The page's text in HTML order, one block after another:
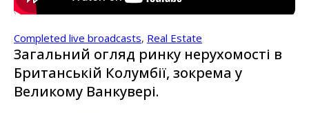
Completed live broadcasts, Real Estate
Загальний огляд ринку нерухомості в
Британській Колумбії, зокрема у
Великому Ванкувері.